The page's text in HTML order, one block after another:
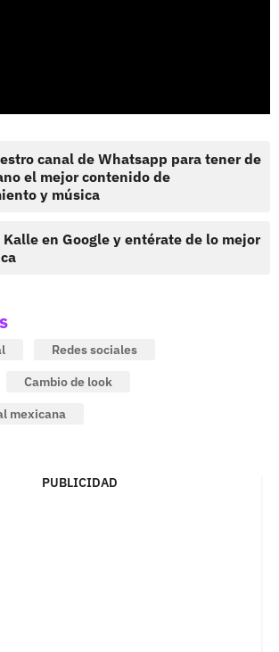
canal de Whatsapp para tener de
el mejor contenido de
y música
Kalle en Google y entérate de lo mejor
Redes sociales
Cambio de look
mexicana
PUBLICIDAD